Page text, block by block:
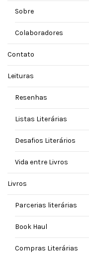
Sobre
Colaboradores
Contato
Leituras
Resenhas
Listas Literárias
Desafios Literários
Vida entre Livros
Livros
Parcerias literárias
Book Haul
Compras Literárias